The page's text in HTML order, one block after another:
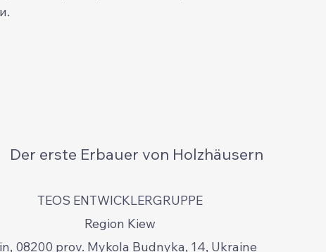
Der erste Erbauer von Holzhäusern
TEOS ENTWICKLERGRUPPE
Region Kiew
08200 prov. Mykola Budnyka, 14, Ukraine